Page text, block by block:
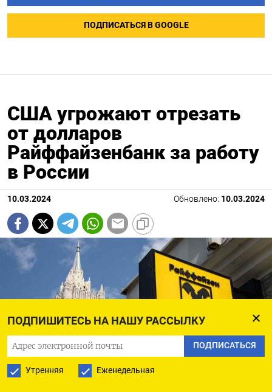
ПОДПИШИТЕСЬ НА НАШУ РАССЫЛКУ
ПОДПИСАТЬСЯ
Утренняя Еженедельная
ПОДПИСАТЬСЯ В GOOGLE
США угрожают отрезать
от долларов
Райффайзенбанк за работу
в России
10.03.2024 Обновлено: 10.03.2024